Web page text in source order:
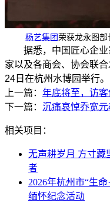
杨艺集团荣获龙永图部
据悉，中国匠心企业
家以及各商会、协会联
24日在杭州水博园举行。
上一篇： 年底将至，访客
下一篇： 沉痛哀悼乔宽元
相关项目：
无声耕岁月 方寸藏
者
2026年杭州市“生
缅怀纪念活动